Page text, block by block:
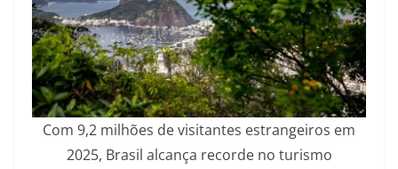
Com 9,2 milhões de visitantes estrangeiros em
2025, Brasil alcança recorde no turismo